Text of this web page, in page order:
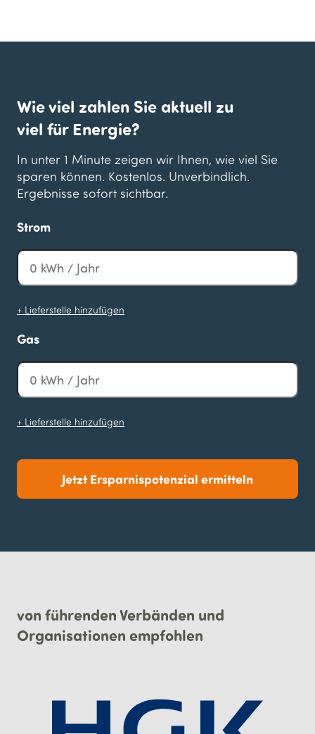
Wie viel zahlen Sie aktuell zu
viel für Energie?
In unter 1 Minute zeigen wir Ihnen, wie viel Sie
sparen können. Kostenlos. Unverbindlich.
Ergebnisse sofort sichtbar.
Strom
+ Lieferstelle hinzufügen
Gas
+ Lieferstelle hinzufügen
Jetzt Ersparnispotenzial ermitteln
von führenden Verbänden und
Organisationen empfohlen